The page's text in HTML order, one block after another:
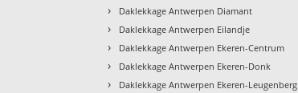
› Daklekkage Antwerpen Diamant
› Daklekkage Antwerpen Eilandje
› Daklekkage Antwerpen Ekeren-Centrum
› Daklekkage Antwerpen Ekeren-Donk
› Daklekkage Antwerpen Ekeren-Leugenberg